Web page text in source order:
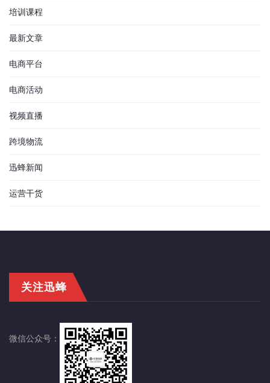
培训课程
最新文章
电商平台
电商活动
视频直播
跨境物流
迅蜂新闻
运营干货
关注迅蜂
微信公众号：